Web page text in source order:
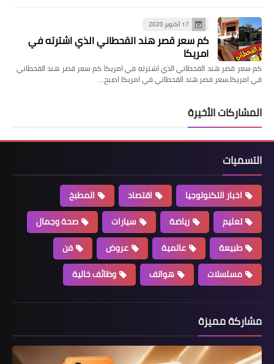
17 أكتوبر 2020
كم سعر قصر هند القحطاني الذي اشترته في
امريكا
كم سعر قصر هند القحطاني الذي اشترته في امريكا كم سعر قصر هند القحطاني
في امريكا,سعر قصر هند القحطاني في امريكا اصبح…
المشاركات الأخيرة
التسميات
اخبار التكنولوجيا اقتصاد
المطبخ
تعليم
رياضة سيارات
صحة وجمال
طبيعة
عالمية عروض
فن
مسلسلات
هواتف وظائف خالية
مشاركة مميزة